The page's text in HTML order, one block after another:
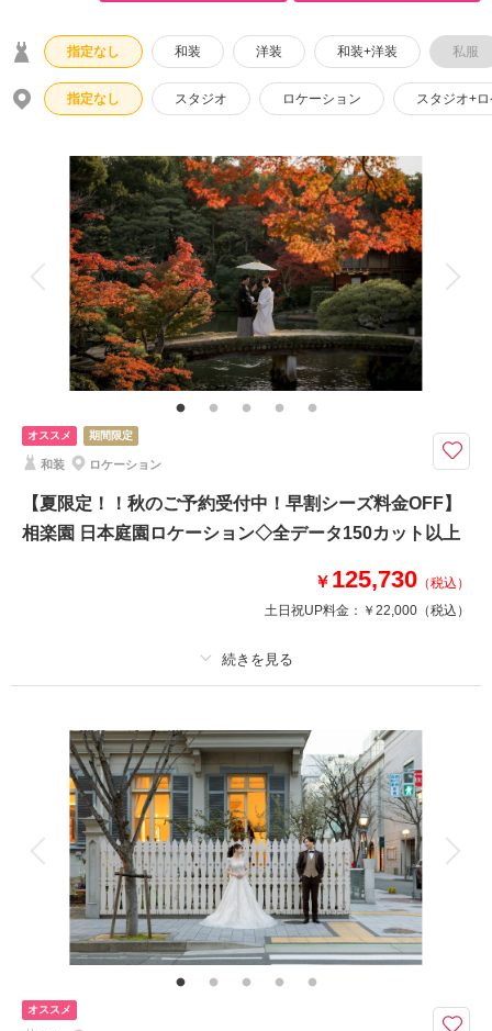
夜景での撮影 ペットと撮影
海での撮影 豊富なドレス
庭園での撮影 3万円以下のプラン
マタニティフォト
豊富なカラードレス
スタジオでの撮影
豊富な色打掛・着物
家族・友人と撮影
チャペルでの撮影
指定なし 和装 洋装 和装+洋装 私服
指定なし スタジオ ロケーション スタジオ+
オススメ 期間限定
和装 ロケーション
【夏限定！！秋のご予約受付中！早割シーズ料金OFF】
相楽園 日本庭園ロケーション◇全データ150カット以上
￥ 125,730 （税込）
土日祝UP料金： ￥22,000 （税込）
撮影料 新郎衣装1着
着付け ヘアメイク 小物一式
アルバム 20 P データ 150 カット 台紙付写真
衣装追加 会食 挙式
家族と撮影 家族用衣装レンタル ペットと撮影
相楽園ロケーション撮影
神戸店から車で10分の場所に有りツツジの名所として、知られている日本
オススメ